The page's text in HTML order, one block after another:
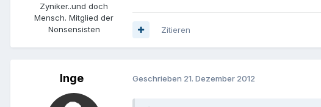
Zyniker..und doch
Mensch. Mitglied der
Nonsensisten
Zitieren
Inge Geschrieben 21. Dezember 2012